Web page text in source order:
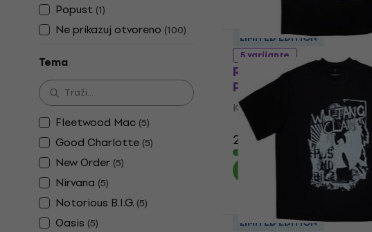
Popust (1)
Ne prikazuj otvoreno (100)
Tema
Fleetwood Mac (5)
Good Charlotte (5)
New Order (5)
Nirvana (5)
Notorious B.I.G. (5)
Oasis (5)
5 varijante
Red Hot Chili
Photos Oversized
Košulja
/5
27,30 €
LIMITED EDITION
LIMITED EDITION